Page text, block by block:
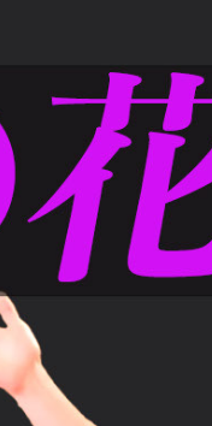
年6月22日
を活かして婚活で勝つ